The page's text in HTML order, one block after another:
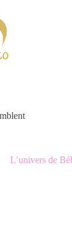
L’univers de